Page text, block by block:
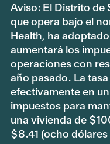
Aviso: El Distrito de
que opera bajo el
Health, ha
aumentará los
operaciones con
año pasado. La
efectivamente en
impuestos para
una vivienda de
$8.41 (ocho